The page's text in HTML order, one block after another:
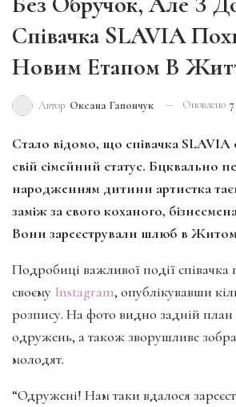
Співачка SLAVIA
Новим Етапом В
Автор Оксана Гапончук Оновлено
Стало відомо, що співачка SLAVIA
свій сімейний статус. Бцквально
народженням дитини артистка
заміж за свого коханого,
Вони зареєстрували шлюб в
Подробиці важливої події співачка
своєму Instagram, опублікувавши
розпису. На фото видно задній
одружень, а також зворушливе
молодят.
“Одружені! Нам таки вдалося